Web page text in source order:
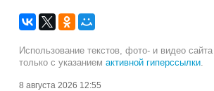
Использование текстов, фото- и видео
только с указанием активной гиперссылки
8 августа 2026 12:55